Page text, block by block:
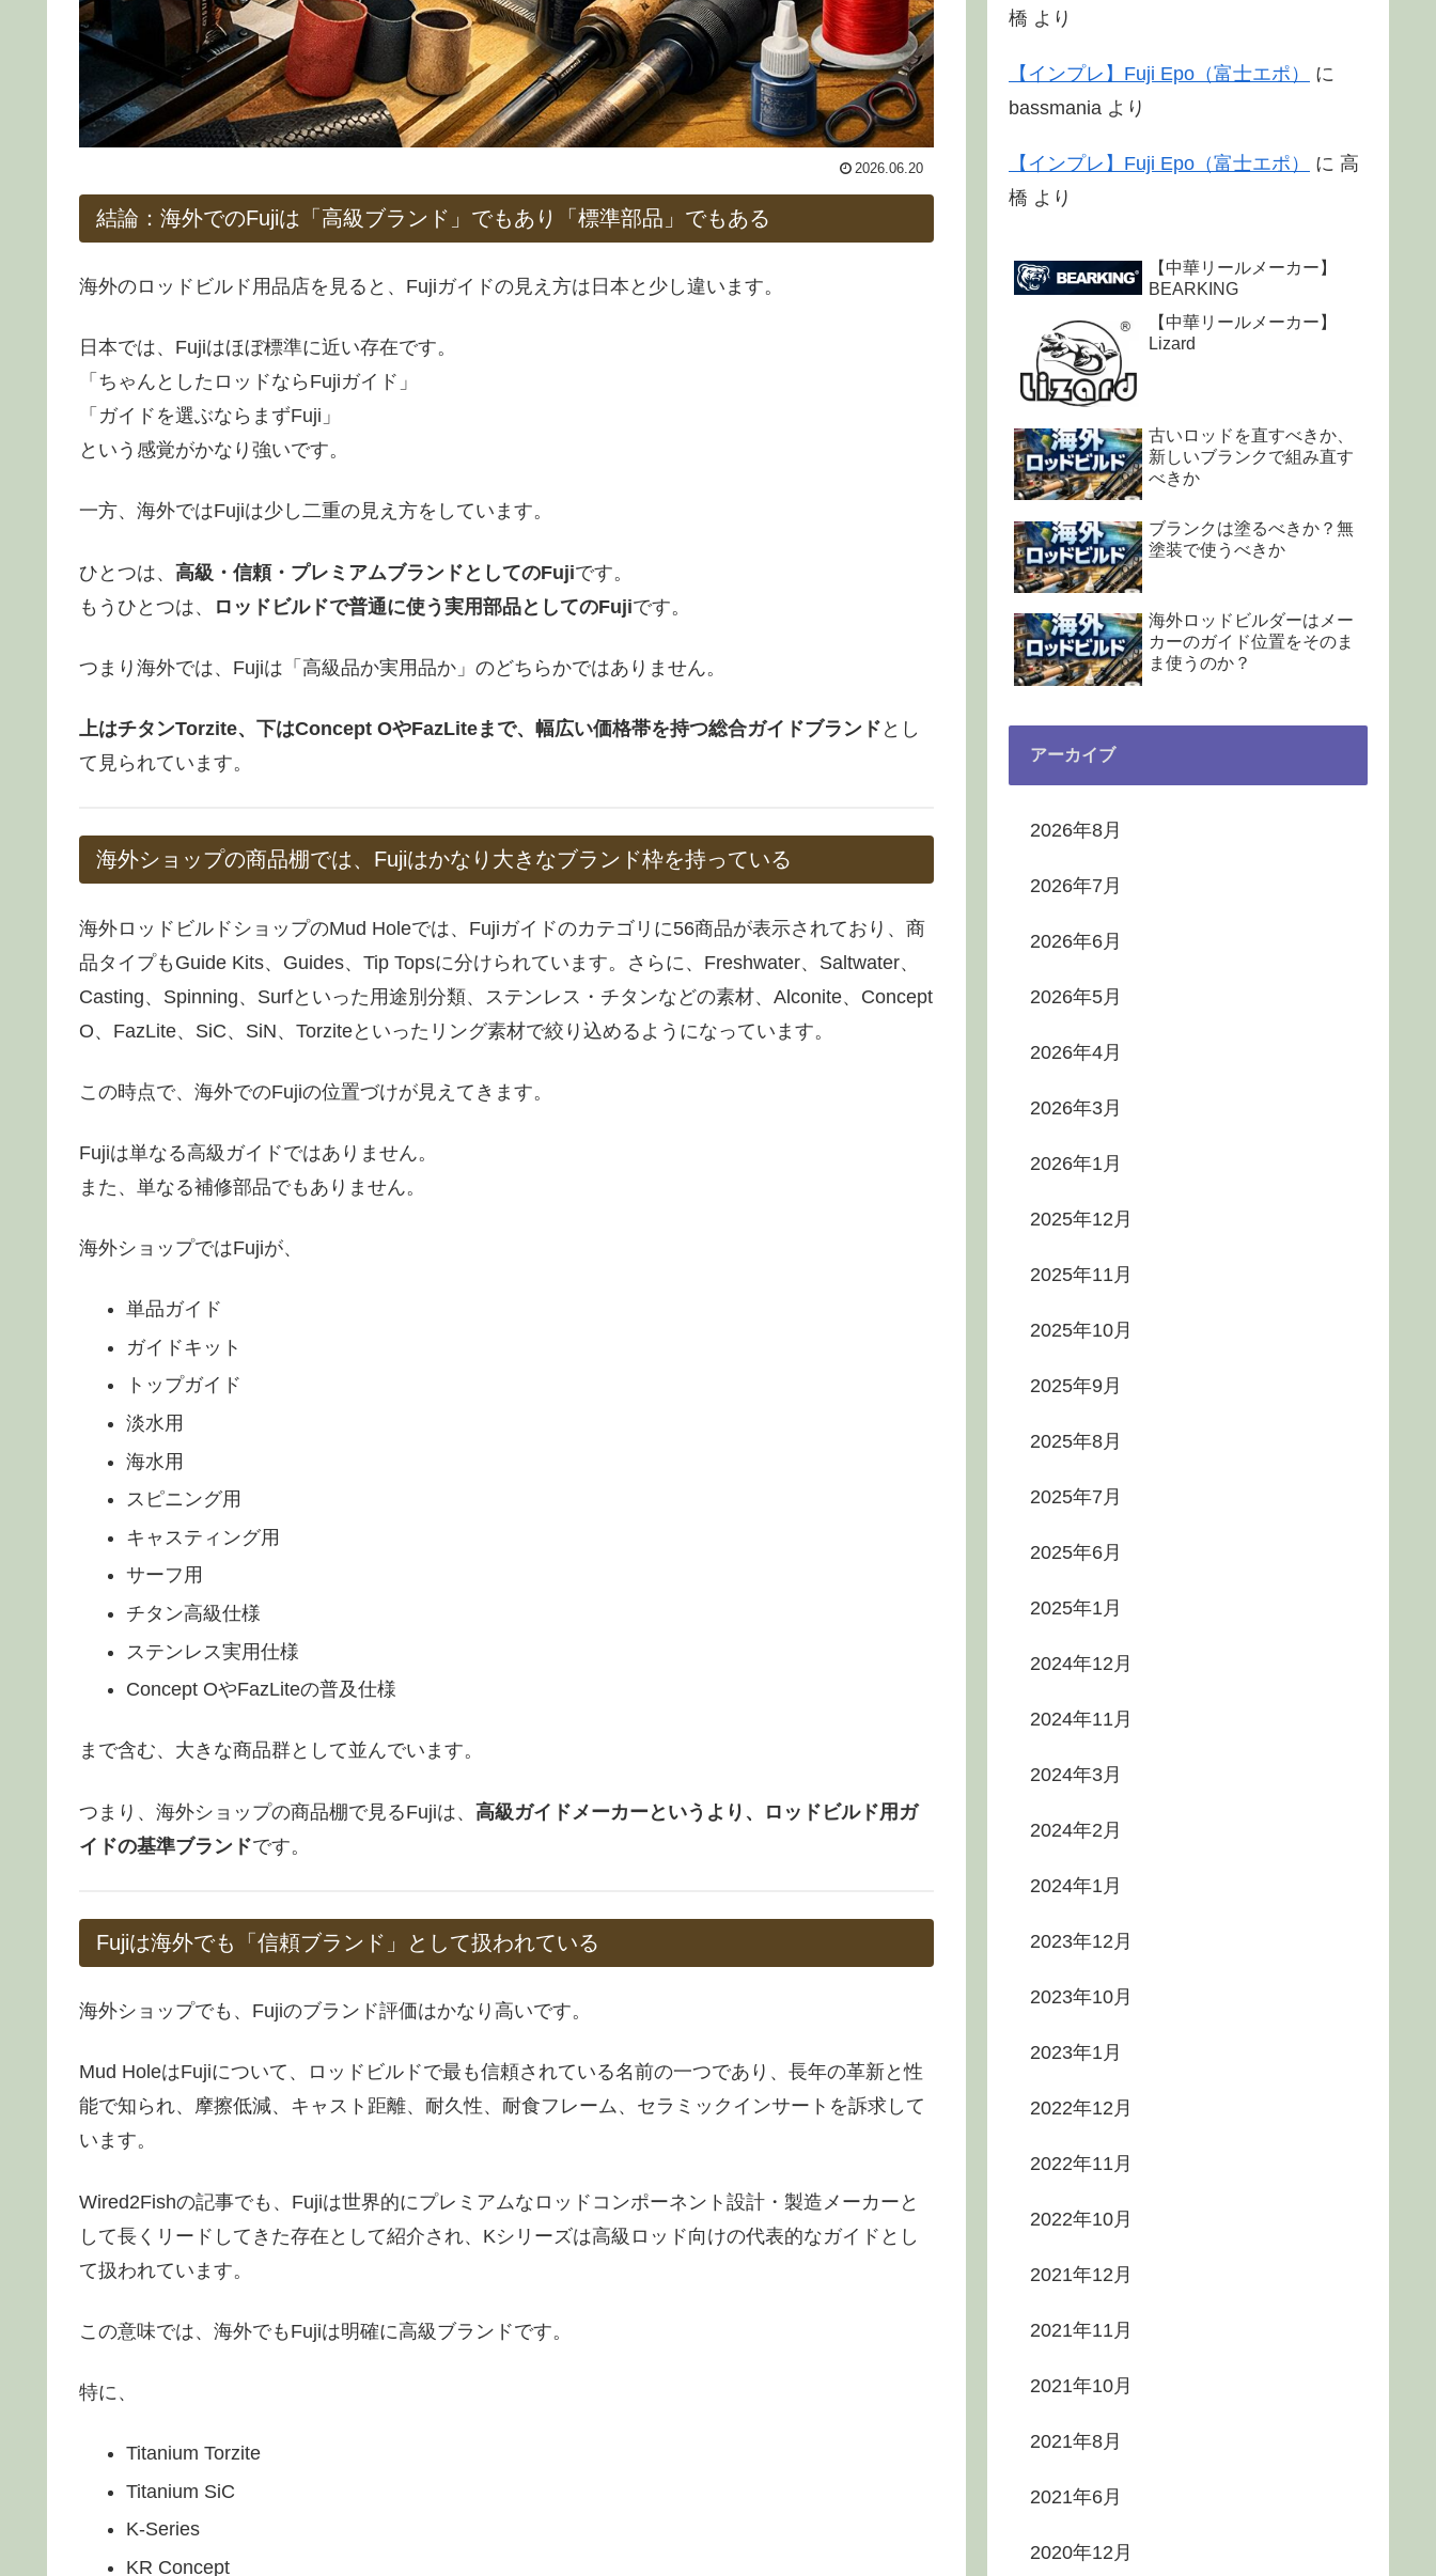
2026.06.20
結論：海外でのFujiは「高級ブランド」でもあり「標準部品」でもある
海外のロッドビルド用品店を見ると、Fujiガイドの見え方は日本と少し違います。
日本では、Fujiはほぼ標準に近い存在です。
「ちゃんとしたロッドならFujiガイド」
「ガイドを選ぶならまずFuji」
という感覚がかなり強いです。
一方、海外ではFujiは少し二重の見え方をしています。
ひとつは、 高級・信頼・プレミアムブランドとしてのFujiです。
もうひとつは、
ロッドビルドで普通に使う実用部品としてのFujiです。
つまり海外では、Fujiは「高級品か実用品か」のどちらかではありません。
上はチタンTorzite、下はConcept OやFazLiteまで、幅広い価格帯を持つ総合ガイドブランド とし
て見られています。
海外ショップの商品棚では、Fujiはかなり大きなブランド枠を持っている
海外ロッドビルドショップのMud Holeでは、Fujiガイドのカテゴリに56商品が表示されており、商
品タイプもGuide Kits、Guides、Tip Topsに分けられています。さらに、Freshwater、Saltwater、
Casting、Spinning、Surfといった用途別分類、ステンレス・チタンなどの素材、Alconite、Concept
O、FazLite、SiC、SiN、Torziteといったリング素材で絞り込めるようになっています。
この時点で、海外でのFujiの位置づけが見えてきます。
Fujiは単なる高級ガイドではありません。
また、単なる補修部品でもありません。
海外ショップではFujiが、
単品ガイド
ガイドキット
トップガイド
淡水用
海水用
スピニング用
キャスティング用
サーフ用
チタン高級仕様
ステンレス実用仕様
Concept OやFazLiteの普及仕様
まで含む、大きな商品群として並んでいます。
つまり、海外ショップの商品棚で見るFujiは、 高級ガイドメーカーというより、ロッドビルド用ガ
イドの基準ブランドです。
Fujiは海外でも「信頼ブランド」として扱われている
海外ショップでも、Fujiのブランド評価はかなり高いです。
Mud HoleはFujiについて、ロッドビルドで最も信頼されている名前の一つであり、長年の革新と性
能で知られ、摩擦低減、キャスト距離、耐久性、耐食フレーム、セラミックインサートを訴求して
います。
Wired2Fishの記事でも、Fujiは世界的にプレミアムなロッドコンポーネント設計・製造メーカーと
して長くリードしてきた存在として紹介され、Kシリーズは高級ロッド向けの代表的なガイドとし
て扱われています。
この意味では、海外でもFujiは明確に高級ブランドです。
特に、
Titanium Torzite
Titanium SiC
K-Series
KR Concept
橋 より
【インプレ】Fuji Epo（富士エポ）
に
bassmania より
【インプレ】Fuji Epo（富士エポ） に 高
橋 より
【中華リールメーカー】
BEARKING
【中華リールメーカー】
Lizard
古いロッドを直すべきか、
新しいブランクで組み直す
べきか
ブランクは塗るべきか？無
塗装で使うべきか
海外ロッドビルダーはメー
カーのガイド位置をそのま
ま使うのか？
アーカイブ
2026年8月
2026年7月
2026年6月
2026年5月
2026年4月
2026年3月
2026年1月
2025年12月
2025年11月
2025年10月
2025年9月
2025年8月
2025年7月
2025年6月
2025年1月
2024年12月
2024年11月
2024年3月
2024年2月
2024年1月
2023年12月
2023年10月
2023年1月
2022年12月
2022年11月
2022年10月
2021年12月
2021年11月
2021年10月
2021年8月
2021年6月
2020年12月